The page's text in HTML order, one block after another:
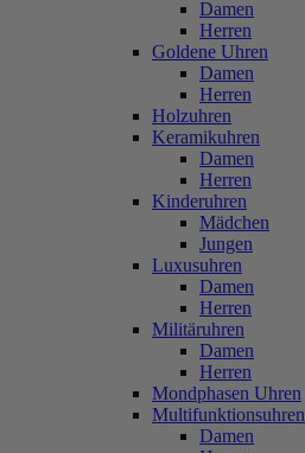
Damen
Herren
Goldene Uhren
Damen
Herren
Holzuhren
Keramikuhren
Damen
Herren
Kinderuhren
Mädchen
Jungen
Luxusuhren
Damen
Herren
Militäruhren
Damen
Herren
Mondphasen Uhren
Multifunktionsuhren
Damen